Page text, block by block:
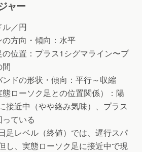
ャー
ル／円
の方向・傾向：水平
の位置：プラス1シグマライン〜プ
間
ンドの形状・傾向：平行～収縮
態ローソク足との位置関係）：陽
接近中（やや絡み気味）、プラス
ている
足レベル（終値）では、遅行スパ
し、実態ローソク足に接近中で現